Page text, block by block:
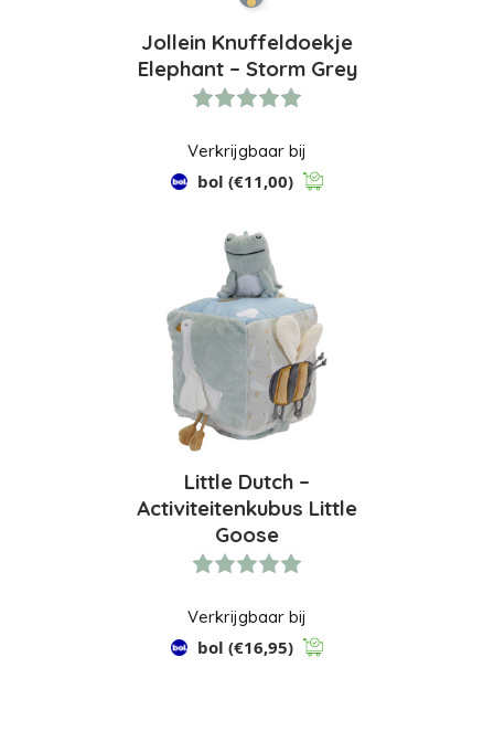
Jollein Knuffeldoekje
Elephant – Storm Grey
Verkrijgbaar bij
bol (€11,00)
Little Dutch –
Activiteitenkubus Little
Goose
Verkrijgbaar bij
bol (€16,95)